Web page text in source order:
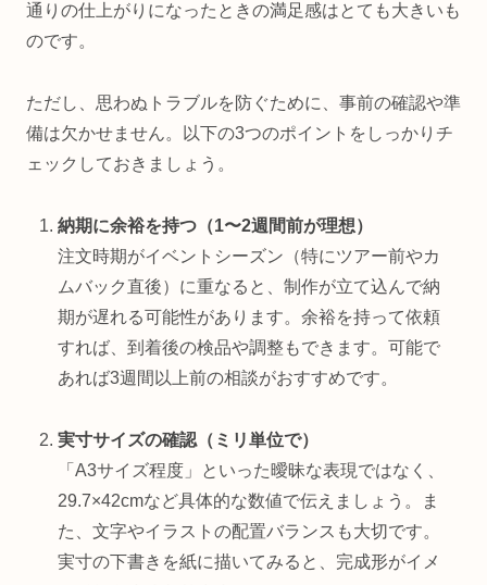
通りの仕上がりになったときの満足感はとても大きいも
のです。
ただし、思わぬトラブルを防ぐために、事前の確認や準
備は欠かせません。以下の3つのポイントをしっかりチ
ェックしておきましょう。
納期に余裕を持つ（1〜2週間前が理想）
注文時期がイベントシーズン（特にツアー前やカ
ムバック直後）に重なると、制作が立て込んで納
期が遅れる可能性があります。余裕を持って依頼
すれば、到着後の検品や調整もできます。可能で
あれば3週間以上前の相談がおすすめです。
実寸サイズの確認（ミリ単位で）
「A3サイズ程度」といった曖昧な表現ではなく、
29.7×42cmなど具体的な数値で伝えましょう。ま
た、文字やイラストの配置バランスも大切です。
実寸の下書きを紙に描いてみると、完成形がイメ